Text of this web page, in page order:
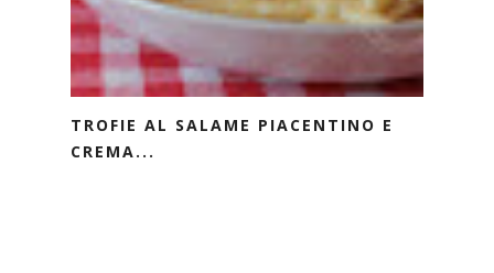
TROFIE AL SALAME PIACENTINO E
CREMA...